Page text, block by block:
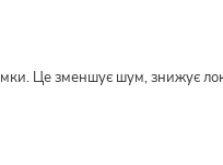
Це зменшує шум, знижує